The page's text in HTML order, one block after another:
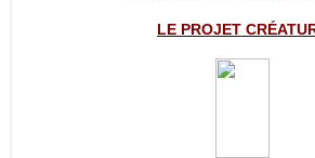
LE PROJET